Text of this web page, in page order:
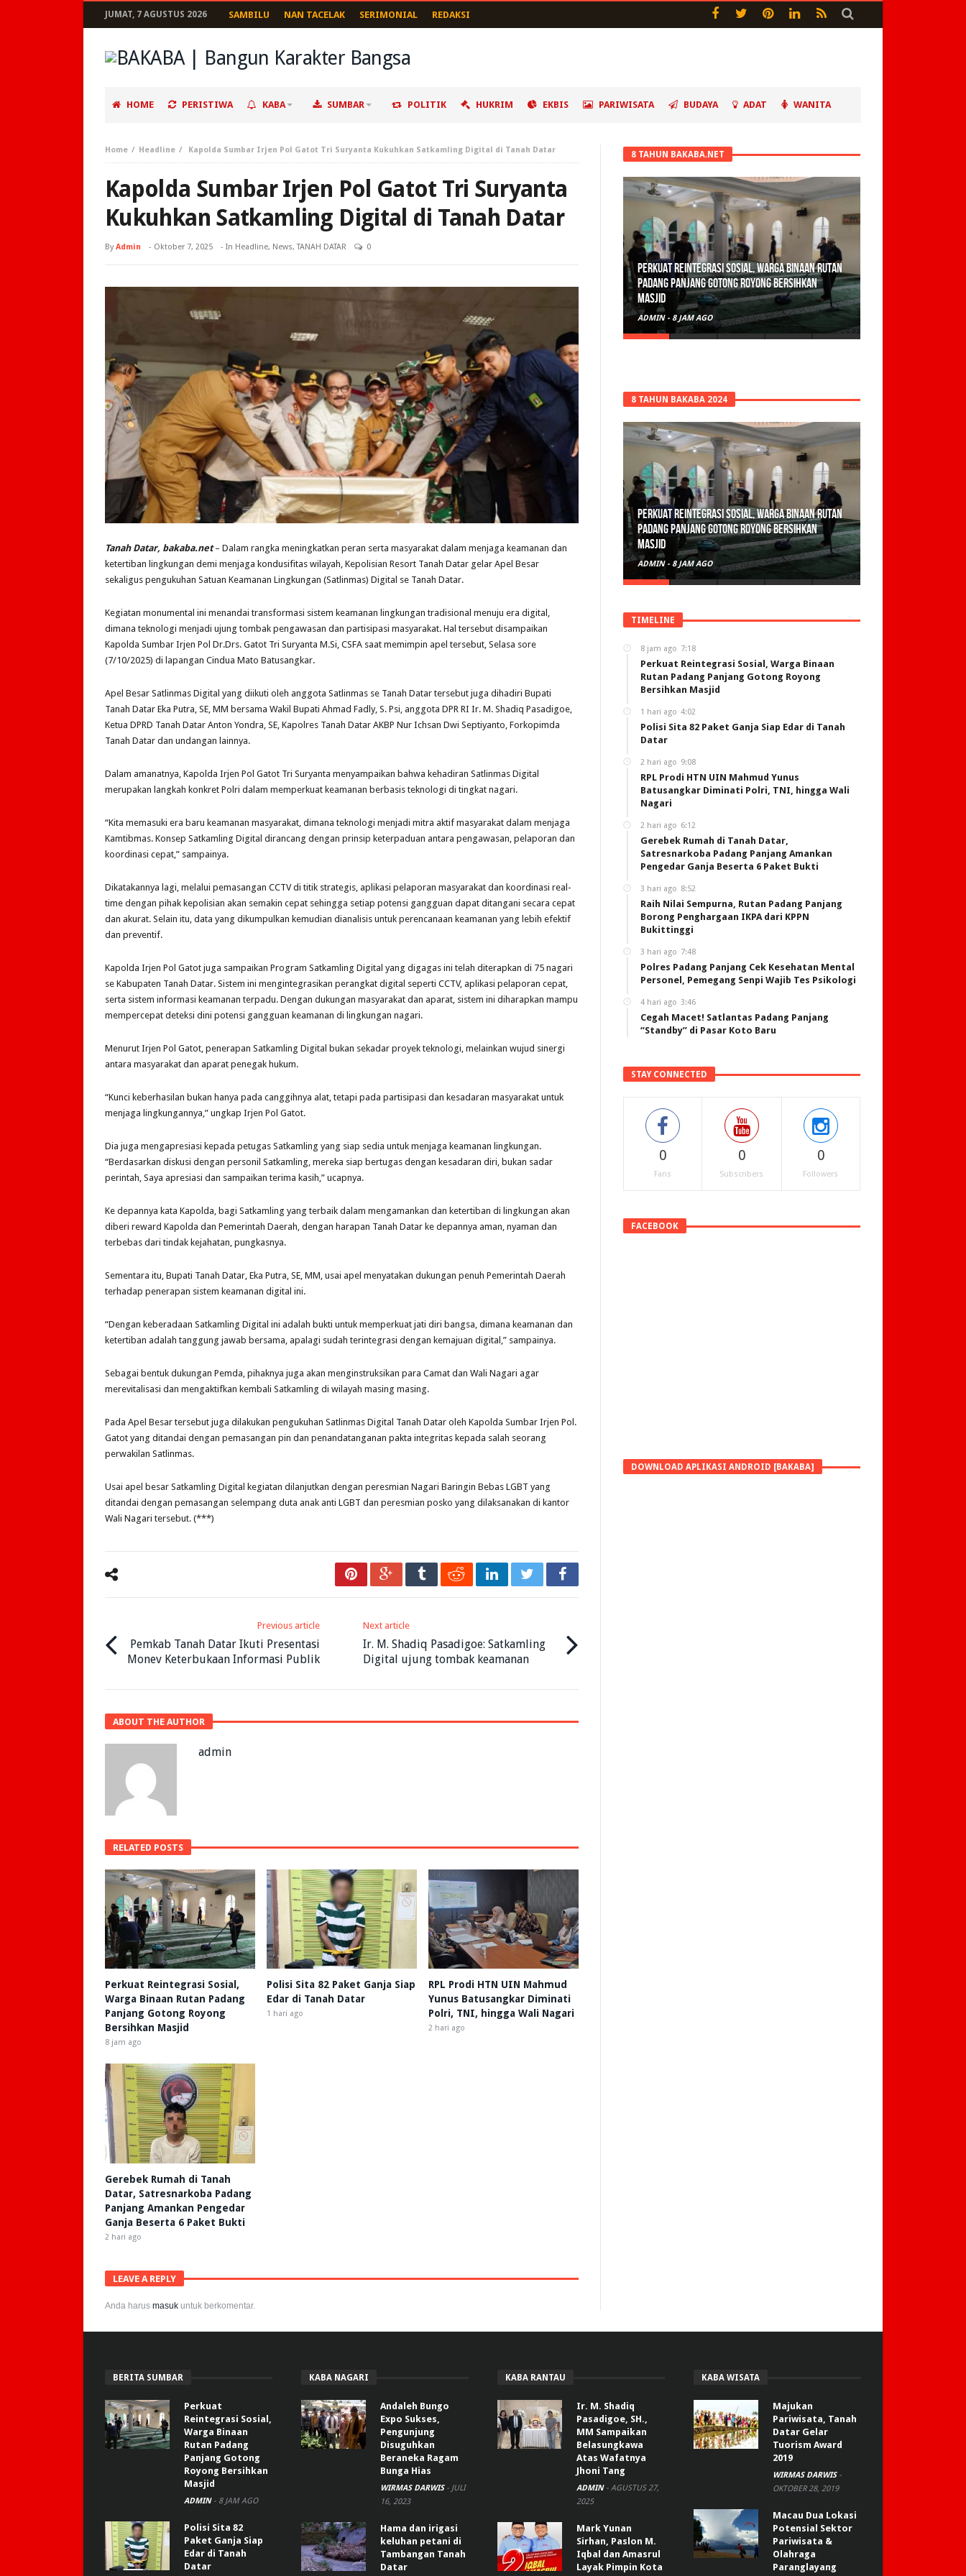
JUMAT, 7 AGUSTUS 2026 SAMBILU NAN TACELAK SERIMONIAL REDAKSI
HOME PERISTIWA KABA SUMBAR POLITIK HUKRIM EKBIS PARIWISATA BUDAYA ADAT WANITA
Home Headline Kapolda Sumbar Irjen Pol Gatot Tri Suryanta Kukuhkan Satkamling Digital di Tanah Datar
Kapolda Sumbar Irjen Pol Gatot Tri Suryanta
Kukuhkan Satkamling Digital di Tanah Datar
ByAdmin - Oktober 7, 2025 - In Headline, News,TANAH DATAR 0
Tanah Datar, bakaba.net– Dalam rangka meningkatkan peran serta masyarakat dalam menjaga keamanan dan
ketertiban lingkungan demi menjaga kondusifitas wilayah, Kepolisian Resort Tanah Datar gelar Apel Besar
sekaligus pengukuhan Satuan Keamanan Lingkungan (Satlinmas) Digital se Tanah Datar.
Kegiatan monumental ini menandai transformasi sistem keamanan lingkungan tradisional menuju era digital,
dimana teknologi menjadi ujung tombak pengawasan dan partisipasi masyarakat. Hal tersebut disampaikan
Kapolda Sumbar Irjen Pol Dr.Drs. Gatot Tri Suryanta M.Si, CSFA saat memimpin apel tersebut, Selasa sore
(7/10/2025) di lapangan Cindua Mato Batusangkar.
Apel Besar Satlinmas Digital yang diikuti oleh anggota Satlinmas se Tanah Datar tersebut juga dihadiri Bupati
Tanah Datar Eka Putra, SE, MM bersama Wakil Bupati Ahmad Fadly, S. Psi, anggota DPR RI Ir. M. Shadiq Pasadigoe,
Ketua DPRD Tanah Datar Anton Yondra, SE, Kapolres Tanah Datar AKBP Nur Ichsan Dwi Septiyanto, Forkopimda
Tanah Datar dan undangan lainnya.
Dalam amanatnya, Kapolda Irjen Pol Gatot Tri Suryanta menyampaikan bahwa kehadiran Satlinmas Digital
merupakan langkah konkret Polri dalam memperkuat keamanan berbasis teknologi di tingkat nagari.
“Kita memasuki era baru keamanan masyarakat, dimana teknologi menjadi mitra aktif masyarakat dalam menjaga
Kamtibmas. Konsep Satkamling Digital dirancang dengan prinsip keterpaduan antara pengawasan, pelaporan dan
koordinasi cepat,” sampainya.
Dikatakannya lagi, melalui pemasangan CCTV di titik strategis, aplikasi pelaporan masyarakat dan koordinasi real-
time dengan pihak kepolisian akan semakin cepat sehingga setiap potensi gangguan dapat ditangani secara cepat
dan akurat. Selain itu, data yang dikumpulkan kemudian dianalisis untuk perencanaan keamanan yang lebih efektif
dan preventif.
Kapolda Irjen Pol Gatot juga sampaikan Program Satkamling Digital yang digagas ini telah diterapkan di 75 nagari
se Kabupaten Tanah Datar. Sistem ini mengintegrasikan perangkat digital seperti CCTV, aplikasi pelaporan cepat,
serta sistem informasi keamanan terpadu. Dengan dukungan masyarakat dan aparat, sistem ini diharapkan mampu
mempercepat deteksi dini potensi gangguan keamanan di lingkungan nagari.
Menurut Irjen Pol Gatot, penerapan Satkamling Digital bukan sekadar proyek teknologi, melainkan wujud sinergi
antara masyarakat dan aparat penegak hukum.
“Kunci keberhasilan bukan hanya pada canggihnya alat, tetapi pada partisipasi dan kesadaran masyarakat untuk
menjaga lingkungannya,” ungkap Irjen Pol Gatot.
Dia juga mengapresiasi kepada petugas Satkamling yang siap sedia untuk menjaga keamanan lingkungan.
“Berdasarkan diskusi dengan personil Satkamling, mereka siap bertugas dengan kesadaran diri, bukan sadar
perintah, Saya apresiasi dan sampaikan terima kasih,” ucapnya.
Ke depannya kata Kapolda, bagi Satkamling yang terbaik dalam mengamankan dan ketertiban di lingkungan akan
diberi reward Kapolda dan Pemerintah Daerah, dengan harapan Tanah Datar ke depannya aman, nyaman dan
terbebas dari tindak kejahatan, pungkasnya.
Sementara itu, Bupati Tanah Datar, Eka Putra, SE, MM, usai apel menyatakan dukungan penuh Pemerintah Daerah
terhadap penerapan sistem keamanan digital ini.
“Dengan keberadaan Satkamling Digital ini adalah bukti untuk memperkuat jati diri bangsa, dimana keamanan dan
ketertiban adalah tanggung jawab bersama, apalagi sudah terintegrasi dengan kemajuan digital,” sampainya.
Sebagai bentuk dukungan Pemda, pihaknya juga akan menginstruksikan para Camat dan Wali Nagari agar
merevitalisasi dan mengaktifkan kembali Satkamling di wilayah masing masing.
Pada Apel Besar tersebut juga dilakukan pengukuhan Satlinmas Digital Tanah Datar oleh Kapolda Sumbar Irjen Pol.
Gatot yang ditandai dengan pemasangan pin dan penandatanganan pakta integritas kepada salah seorang
perwakilan Satlinmas.
Usai apel besar Satkamling Digital kegiatan dilanjutkan dengan peresmian Nagari Baringin Bebas LGBT yang
ditandai dengan pemasangan selempang duta anak anti LGBT dan peresmian posko yang dilaksanakan di kantor
Wali Nagari tersebut. (***)
Previous article
Pemkab Tanah Datar Ikuti Presentasi
Monev Keterbukaan Informasi Publik
Next article
Ir. M. Shadiq Pasadigoe: Satkamling
Digital ujung tombak keamanan
ABOUT THE AUTHOR
admin
RELATED POSTS
Perkuat Reintegrasi Sosial,
Warga Binaan Rutan Padang
Panjang Gotong Royong
Bersihkan Masjid
8 jam ago
Polisi Sita 82 Paket Ganja Siap
Edar di Tanah Datar
1 hari ago
RPL Prodi HTN UIN Mahmud
Yunus Batusangkar Diminati
Polri, TNI, hingga Wali Nagari
2 hari ago
Gerebek Rumah di Tanah
Datar, Satresnarkoba Padang
Panjang Amankan Pengedar
Ganja Beserta 6 Paket Bukti
2 hari ago
LEAVE A REPLY
Anda harus masuk untuk berkomentar.
8 TAHUN BAKABA.NET
Perkuat Reintegrasi Sosial, Warga Binaan Rutan
Padang Panjang Gotong Royong Bersihkan
Masjid
ADMIN - 8 JAM AGO
8 TAHUN BAKABA 2024
Perkuat Reintegrasi Sosial, Warga Binaan Rutan
Padang Panjang Gotong Royong Bersihkan
Masjid
ADMIN - 8 JAM AGO
TIMELINE
8 jam ago 7:18
Perkuat Reintegrasi Sosial, Warga Binaan
Rutan Padang Panjang Gotong Royong
Bersihkan Masjid
1 hari ago 4:02
Polisi Sita 82 Paket Ganja Siap Edar di Tanah
Datar
2 hari ago 9:08
RPL Prodi HTN UIN Mahmud Yunus
Batusangkar Diminati Polri, TNI, hingga Wali
Nagari
2 hari ago 6:12
Gerebek Rumah di Tanah Datar,
Satresnarkoba Padang Panjang Amankan
Pengedar Ganja Beserta 6 Paket Bukti
3 hari ago 8:52
Raih Nilai Sempurna, Rutan Padang Panjang
Borong Penghargaan IKPA dari KPPN
Bukittinggi
3 hari ago 7:48
Polres Padang Panjang Cek Kesehatan Mental
Personel, Pemegang Senpi Wajib Tes Psikologi
4 hari ago 3:46
Cegah Macet! Satlantas Padang Panjang
“Standby” di Pasar Koto Baru
STAY CONNECTED
0
Fans
0
Subscribers
0
Followers
FACEBOOK
DOWNLOAD APLIKASI ANDROID [BAKABA]
BERITA SUMBAR
Perkuat
Reintegrasi Sosial,
Warga Binaan
Rutan Padang
Panjang Gotong
Royong Bersihkan
Masjid
ADMIN - 8 JAM AGO
Polisi Sita 82
Paket Ganja Siap
Edar di Tanah
Datar
KABA NAGARI
Andaleh Bungo
Expo Sukses,
Pengunjung
Disuguhkan
Beraneka Ragam
Bunga Hias
WIRMAS DARWIS - JULI
16, 2023
Hama dan irigasi
keluhan petani di
Tambangan Tanah
Datar
KABA RANTAU
Ir. M. Shadiq
Pasadigoe, SH.,
MM Sampaikan
Belasungkawa
Atas Wafatnya
Jhoni Tang
ADMIN - AGUSTUS 27,
2025
Mark Yunan
Sirhan, Paslon M.
Iqbal dan Amasrul
Layak Pimpin Kota
KABA WISATA
Majukan
Pariwisata, Tanah
Datar Gelar
Tuorism Award
2019
WIRMAS DARWIS -
OKTOBER 28, 2019
Macau Dua Lokasi
Potensial Sektor
Pariwisata &
Olahraga
Paranglayang